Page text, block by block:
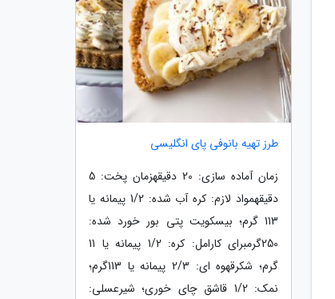
طرز تهیه بانوفی پای انگلیسی
زمان آماده سازی: 20 دقیقهزمان پخت: 5
دقیقهمواد لازم: کره آب شده: 1/2 پیمانه یا
113 گرم؛ بیسکویت پتی بور خورد شده:
250گرمبرای کارامل: کره: 1/2 پیمانه یا 11
گرم؛ شکرقهوه ای: 2/3 پیمانه یا 113گرم؛
نمک: 1/2 قاشق چای خوری؛ شیرعسلی: